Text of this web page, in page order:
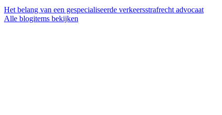
Het belang van een gespecialiseerde verkeersstrafrecht advocaat
Alle blogitems bekijken